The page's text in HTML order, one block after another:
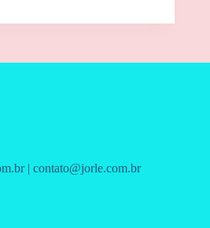
| contato@jorle.com.br